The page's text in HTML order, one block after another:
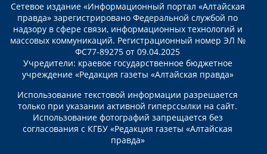
Сетевое издание «Информационный портал «Алтайская
правда» зарегистрировано Федеральной службой по
надзору в сфере связи, информационных технологий и
массовых коммуникаций. Регистрационный номер ЭЛ №
ФС77-89275 от 09.04.2025
Учредители: краевое государственное бюджетное
учреждение «Редакция газеты «Алтайская правда»
Использование текстовой информации разрешается
только при указании активной гиперссылки на сайт.
Использование фотографий запрещается без
согласования с КГБУ «Редакция газеты «Алтайская
правда»